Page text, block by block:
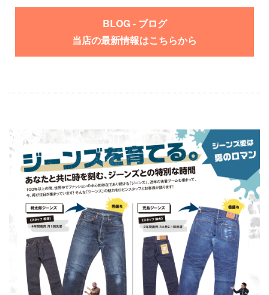
BLOG - ブログ
当店の最新情報はこちらから